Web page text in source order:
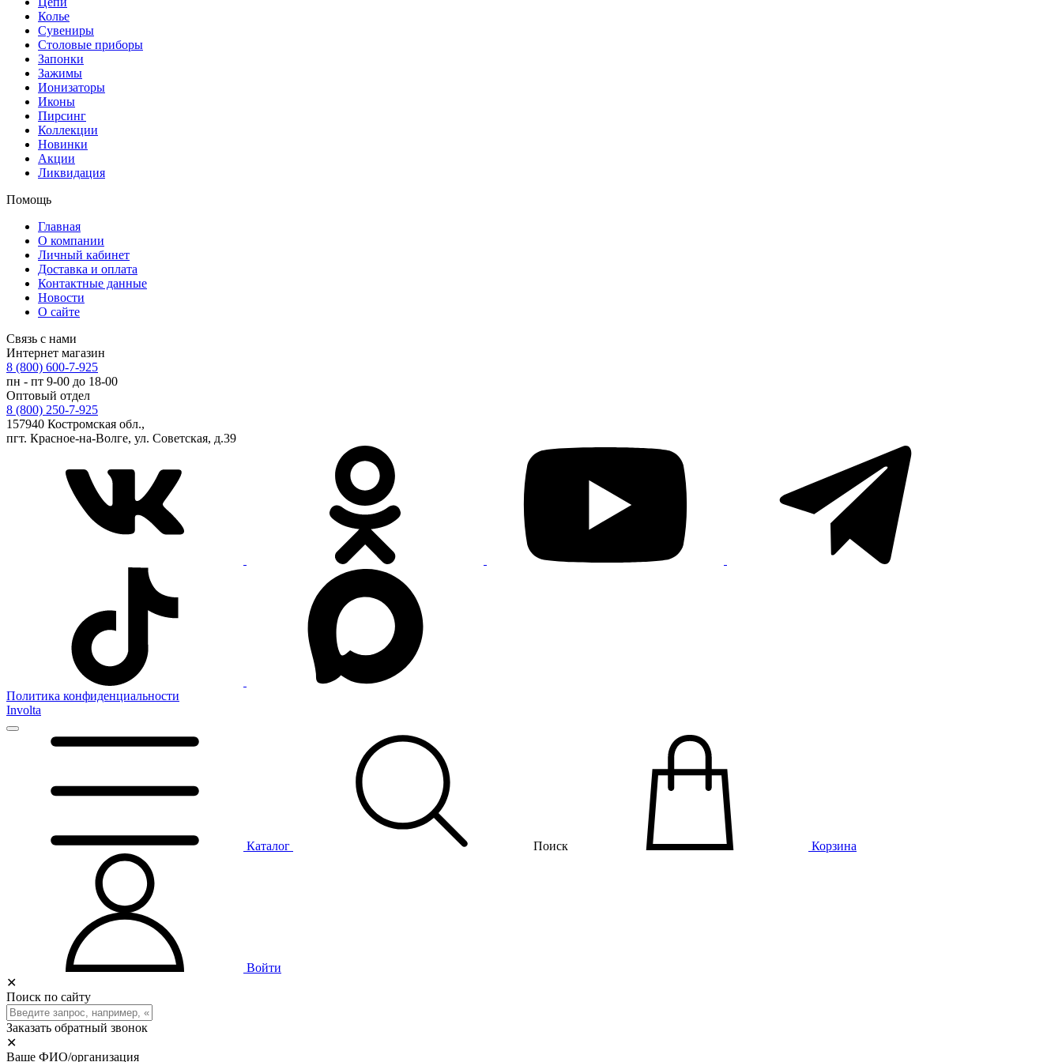
Колье
Сувениры
Столовые приборы
Запонки
Зажимы
Ионизаторы
Иконы
Пирсинг
Коллекции
Новинки
Акции
Ликвидация
Помощь
Главная
О компании
Личный кабинет
Доставка и оплата
Контактные данные
Новости
О сайте
Связь с нами
Интернет магазин
8 (800) 600-7-925
пн - пт 9-00 до 18-00
Оптовый отдел
8 (800) 250-7-925
157940 Костромская обл.,
пгт. Красное-на-Волге, ул. Советская, д.39
Политика конфиденциальности
Involta
Каталог Поиск Корзина
Войти
✕
Поиск по сайту
Заказать обратный звонок
✕
Ваше ФИО/организация